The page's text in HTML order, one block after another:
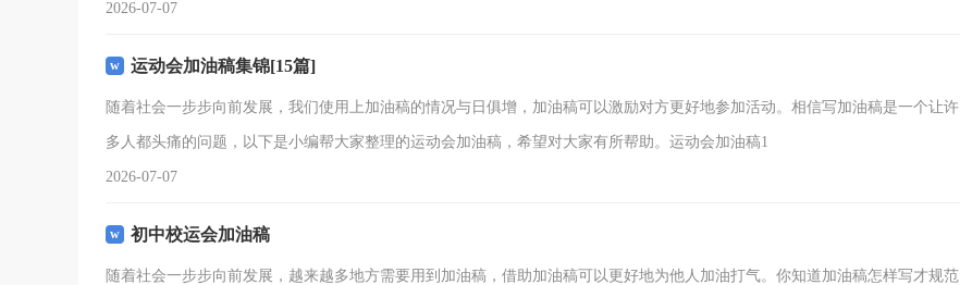
2026-07-07
运动会加油稿集锦[15篇]
随着社会一步步向前发展，我们使用上加油稿的情况与日俱增，加油稿可以激励对方更好地参加活动。相信写加油稿是一个让许
多人都头痛的问题，以下是小编帮大家整理的运动会加油稿，希望对大家有所帮助。运动会加油稿1
2026-07-07
初中校运会加油稿
随着社会一步步向前发展，越来越多地方需要用到加油稿，借助加油稿可以更好地为他人加油打气。你知道加油稿怎样写才规范